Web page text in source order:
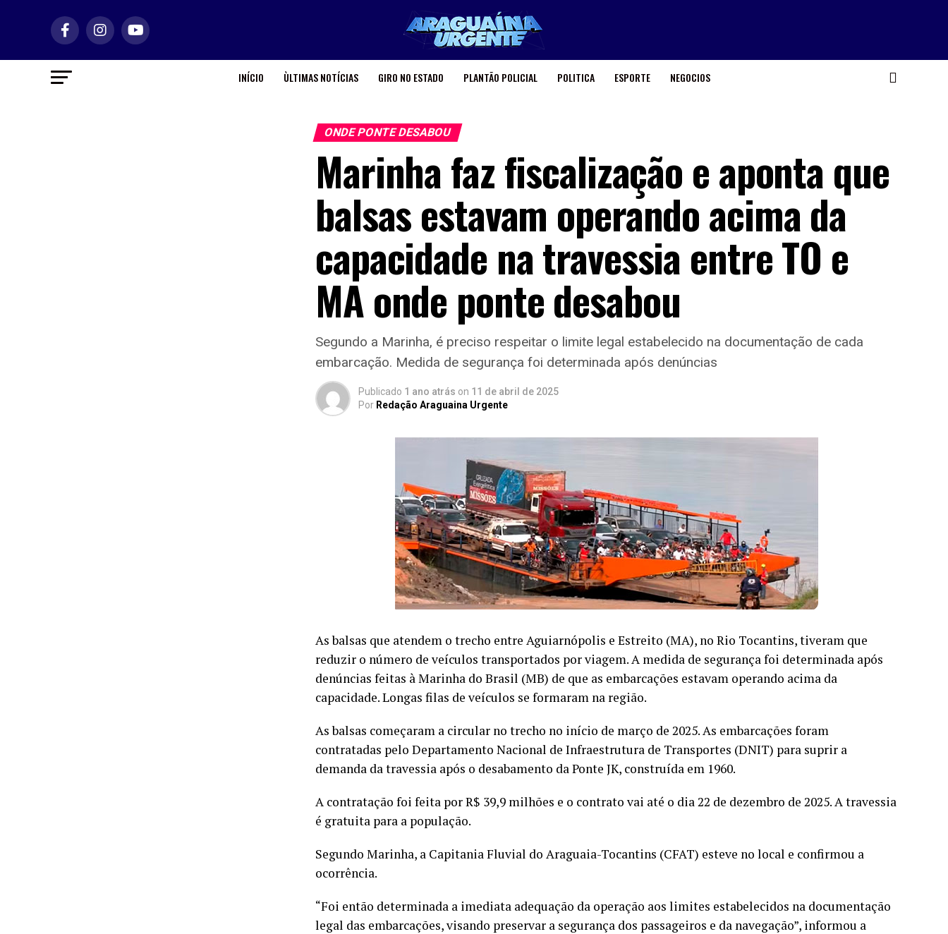
INÍCIO ÙLTIMAS NOTÍCIAS GIRO NO ESTADO PLANTÃO POLICIAL POLITICA ESPORTE NEGOCIOS
ONDE PONTE DESABOU
Marinha faz fiscalização e aponta que
balsas estavam operando acima da
capacidade na travessia entre TO e
MA onde ponte desabou
Segundo a Marinha, é preciso respeitar o limite legal estabelecido na documentação de cada
embarcação. Medida de segurança foi determinada após denúncias
Publicado 1 ano atrás on 11 de abril de 2025
Por Redação Araguaina Urgente
As balsas que atendem o trecho entre Aguiarnópolis e Estreito (MA), no Rio Tocantins, tiveram que
reduzir o número de veículos transportados por viagem. A medida de segurança foi determinada após
denúncias feitas à Marinha do Brasil (MB) de que as embarcações estavam operando acima da
capacidade. Longas filas de veículos se formaram na região.
As balsas começaram a circular no trecho no início de março de 2025. As embarcações foram
contratadas pelo Departamento Nacional de Infraestrutura de Transportes (DNIT) para suprir a
demanda da travessia após o desabamento da Ponte JK, construída em 1960.
A contratação foi feita por R$ 39,9 milhões e o contrato vai até o dia 22 de dezembro de 2025. A travessia
é gratuita para a população.
Segundo Marinha, a Capitania Fluvial do Araguaia-Tocantins (CFAT) esteve no local e confirmou a
ocorrência.
“Foi então determinada a imediata adequação da operação aos limites estabelecidos na documentação
legal das embarcações, visando preservar a segurança dos passageiros e da navegação”, informou a